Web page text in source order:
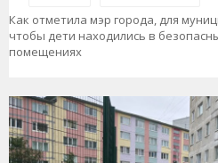
Как отметила мэр города, для
чтобы дети находились в
помещениях